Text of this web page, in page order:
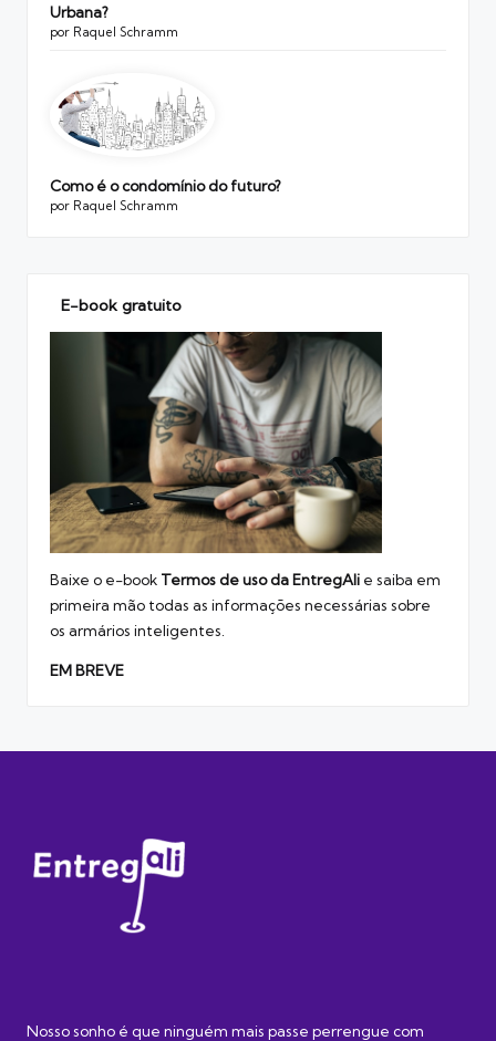
Urbana?
por Raquel Schramm
Como é o condomínio do futuro?
por Raquel Schramm
E-book gratuito
Baixe o e-book Termos de usoda EntregAli e saiba em
primeira mão todas as informações necessárias sobre
os armários inteligentes.
EM BREVE
Nosso sonho é que ninguém mais passe perrengue com